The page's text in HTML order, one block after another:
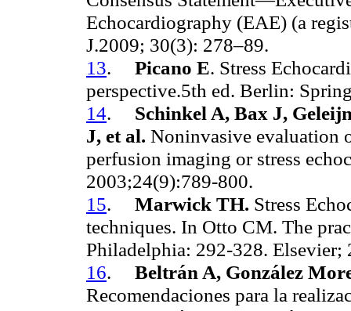
Echocardiography (EAE) (a
J.2009; 30(3): 278–89.
13. Picano E. Stress
perspective.5th ed. Berlin:
14.
Schinkel A, Bax J,
J, et al. Noninvasive evaluation
perfusion imaging or stress
2003;24(9):789-800.
15. Marwick TH. Stress
techniques. In Otto CM. The
Philadelphia: 292-328. Elsevier;
16.
Beltrán A, González
Recomendaciones para la